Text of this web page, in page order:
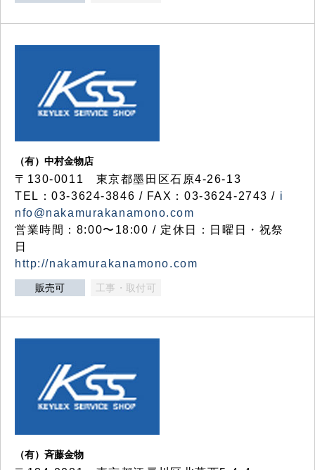
（有）中村金物店
〒130-0011 東京都墨田区石原4-26-13
TEL：03-3624-3846 / FAX：03-3624-2743 / i
nfo@nakamurakanamono.com
営業時間：8:00〜18:00 / 定休日：日曜日・祝祭
日
http://nakamurakanamono.com
販売可 工事・取付可
（有）斉藤金物